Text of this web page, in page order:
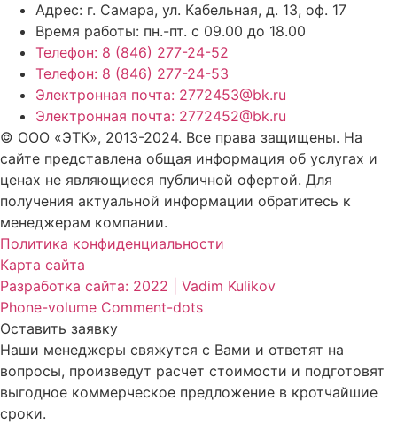
Адрес: г. Самара, ул. Кабельная, д. 13, оф. 17
Время работы: пн.-пт. с 09.00 до 18.00
Телефон: 8 (846) 277-24-52
Телефон: 8 (846) 277-24-53
Электронная почта: 2772453@bk.ru
Электронная почта: 2772452@bk.ru
© ООО «ЭТК», 2013-2024. Все права защищены. На
сайте представлена общая информация об услугах и
ценах не являющиеся публичной офертой. Для
получения актуальной информации обратитесь к
менеджерам компании.
Политика конфиденциальности
Карта сайта
Разработка сайта: 2022 | Vadim Kulikov
Phone-volume Comment-dots
Оставить заявку
Наши менеджеры свяжутся с Вами и ответят на
вопросы, произведут расчет стоимости и подготовят
выгодное коммерческое предложение в кротчайшие
сроки.